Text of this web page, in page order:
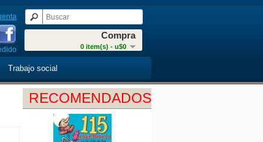
Compra
0 item(s) - u$0
Trabajo social
RECOMENDADOS